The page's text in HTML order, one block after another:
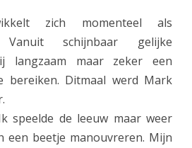
n
g
r
zich momenteel als
Vanuit schijnbaar gelijke
langzaam maar zeker een
bereiken. Ditmaal werd Mark
speelde de leeuw maar weer
een beetje manouvreren. Mijn